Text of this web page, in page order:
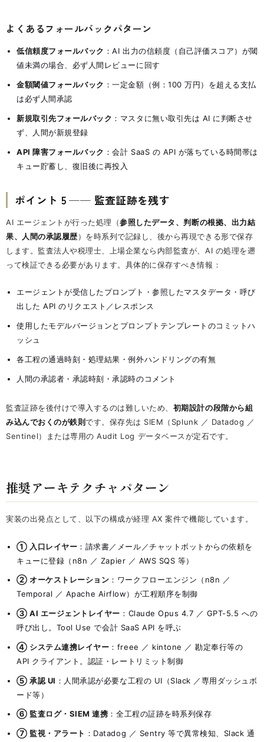
よくあるフォールバックパターン
低信頼度フォールバック ：AI 出力の信頼度（自己評価スコア）が閾
値未満の場合、必ず人間レビューに回す
金額閾値フォールバック ：一定金額（例：100 万円）を超える支払
は必ず人間承認
新規取引先フォールバック ：マスタに無い取引先は AI に判断させ
ず、人間が新規登録
API 障害フォールバック ：会計 SaaS の API が落ちている時間帯は
キュー貯蓄し、復旧後に再投入
ポイント 5 ── 監査証跡を残す
AI エージェントが行った処理（参照したデータ、判断の根拠、出力結
果、人間の承認履歴）を時系列で記録し、後から再現できる形で保存
します。監査法人や税理士、上場企業なら内部監査が、AI の処理を遡
って検証できる必要があります。具体的に保存すべき情報：
エージェントが受信したプロンプト・参照したマスタデータ・呼び
出した API のリクエスト／レスポンス
使用したモデルバージョンとプロンプトテンプレートのコミットハ
ッシュ
各工程の通過時刻・処理結果・例外ハンドリングの有無
人間の承認者・承認時刻・承認時のコメント
監査証跡を後付けで導入するのは難しいため、 初期設計の段階から組
み込んでおくのが鉄則です。保存先は SIEM（Splunk ／ Datadog ／
Sentinel）または専用の Audit Log データベースが定石です。
推奨アーキテクチャパターン
実装の出発点として、以下の構成が経理 AX 案件で機能しています。
① 入口レイヤー ：請求書／メール／チャットボットからの依頼を
キューに登録（n8n ／ Zapier ／ AWS SQS 等）
② オーケストレーション ：ワークフローエンジン（n8n ／
Temporal ／ Apache Airflow）が工程順序を制御
③ AI エージェントレイヤー ：Claude Opus 4.7 ／ GPT-5.5 への
呼び出し。Tool Use で会計 SaaS API を呼ぶ
④ システム連携レイヤー ：freee ／ kintone ／ 勘定奉行等の
API クライアント。認証・レートリミット制御
⑤ 承認 UI ：人間承認が必要な工程の UI（Slack ／専用ダッシュボ
ード等）
⑥ 監査ログ・SIEM 連携 ：全工程の証跡を時系列保存
⑦ 監視・アラート ：Datadog ／ Sentry 等で異常検知、Slack 通